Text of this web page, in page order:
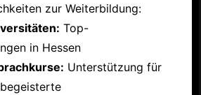
zur Weiterbildung:
Top-
in Hessen
Unterstützung für